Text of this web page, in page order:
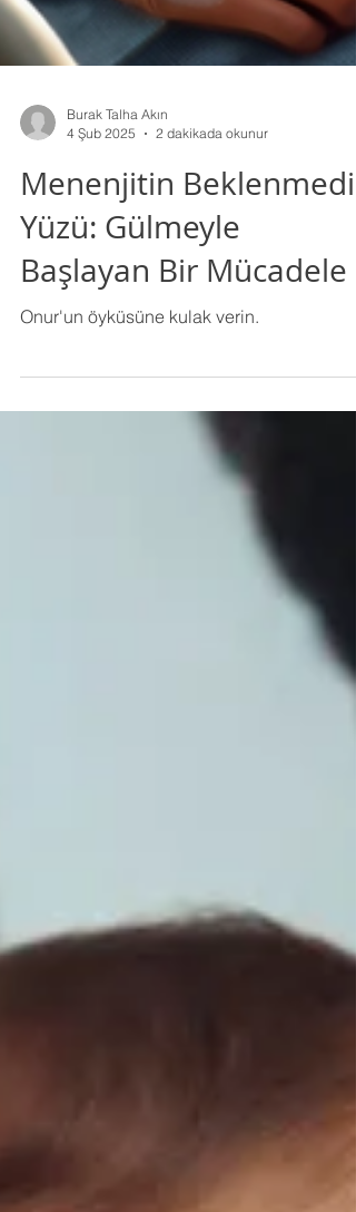
Burak Talha Akın
4 Şub 2025
2 dakikada okunur
Menenjitin Beklenmedik
Yüzü: Gülmeyle
Başlayan Bir Mücadele
Onur'un öyküsüne kulak verin.